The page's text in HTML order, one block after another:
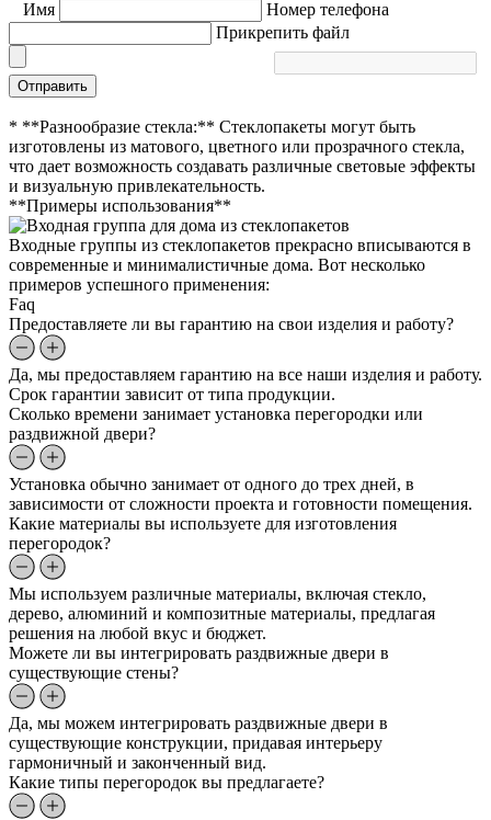
Имя
Номер телефона
Прикрепить файл
Отправить
* **Разнообразие стекла:** Стеклопакеты могут быть
изготовлены из матового, цветного или прозрачного стекла,
что дает возможность создавать различные световые эффекты
и визуальную привлекательность.
**Примеры использования**
Входные группы из стеклопакетов прекрасно вписываются в
современные и минималистичные дома. Вот несколько
примеров успешного применения:
Faq
Предоставляете ли вы гарантию на свои изделия и работу?
Да, мы предоставляем гарантию на все наши изделия и работу.
Срок гарантии зависит от типа продукции.
Сколько времени занимает установка перегородки или
раздвижной двери?
Установка обычно занимает от одного до трех дней, в
зависимости от сложности проекта и готовности помещения.
Какие материалы вы используете для изготовления
перегородок?
Мы используем различные материалы, включая стекло,
дерево, алюминий и композитные материалы, предлагая
решения на любой вкус и бюджет.
Можете ли вы интегрировать раздвижные двери в
существующие стены?
Да, мы можем интегрировать раздвижные двери в
существующие конструкции, придавая интерьеру
гармоничный и законченный вид.
Какие типы перегородок вы предлагаете?